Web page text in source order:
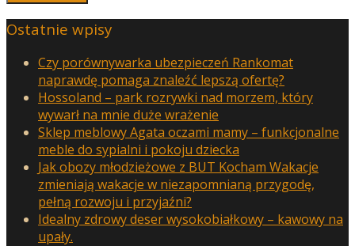
Ostatnie wpisy
Czy porównywarka ubezpieczeń Rankomat
naprawdę pomaga znaleźć lepszą ofertę?
Hossoland – park rozrywki nad morzem, który
wywarł na mnie duże wrażenie
Sklep meblowy Agata oczami mamy – funkcjonalne
meble do sypialni i pokoju dziecka
Jak obozy młodzieżowe z BUT Kocham Wakacje
zmieniają wakacje w niezapomnianą przygodę,
pełną rozwoju i przyjaźni?
Idealny zdrowy deser wysokobiałkowy – kawowy na
upały.